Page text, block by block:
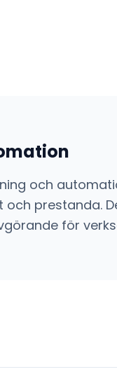
och
prestanda.
för